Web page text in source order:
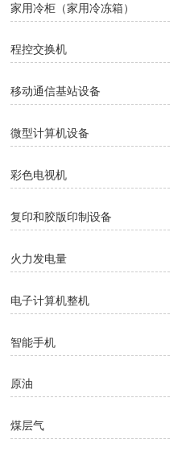
家用冷柜（家用冷冻箱）
程控交换机
移动通信基站设备
微型计算机设备
彩色电视机
复印和胶版印制设备
火力发电量
电子计算机整机
智能手机
原油
煤层气